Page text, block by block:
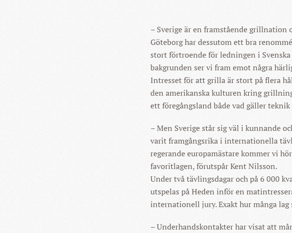
– Sverige är en framstående grillnation
Göteborg har dessutom ett bra
stort förtroende för ledningen i
bakgrunden ser vi fram emot några
Intresset för att grilla är stort på flera
den amerikanska kulturen kring
ett föregångsland både vad gäller teknik
– Men Sverige står sig väl i kunnande
varit framgångsrika i internationella
regerande europamästare kommer vi
favoritlagen, förutspår Kent Nilsson.
Under två tävlingsdagar och på 6 000
utspelas på Heden inför en
internationell jury. Exakt hur många lag
– Underhandskontakter har visat att